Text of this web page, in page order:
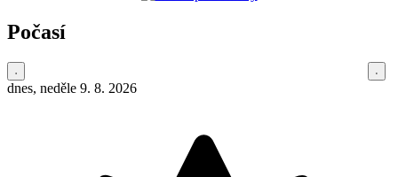
Počasí
dnes, neděle 9. 8. 2026